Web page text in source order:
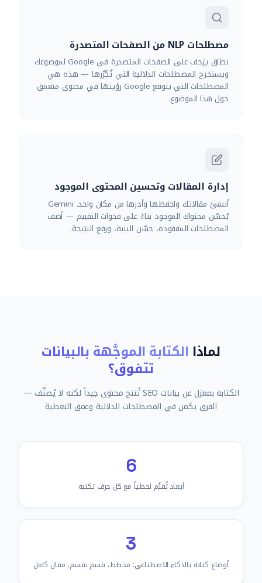
مصطلحات NLP من الصفحات المتصدرة
نطاق يزحف على الصفحات المتصدرة في Google لموضوعك
ويستخرج المصطلحات الدلالية التي تُكرّرها — هذه هي
المصطلحات التي يتوقع Google رؤيتها في محتوى متعمق
حول هذا الموضوع.
إدارة المقالات وتحسين المحتوى الموجود
أنشئ مقالاتك واحفظها وأدرها من مكان واحد. Gemini
يُحسّن محتواك الموجود بناءً على فجوات التقييم — أضف
المصطلحات المفقودة، حسّن البنية، ورفع النتيجة.
لماذا الكتابة الموجَّهة بالبيانات
تتفوق؟
الكتابة بمعزل عن بيانات SEO تُنتج محتوى جيداً لكنه لا يُصنَّف —
الفرق يكمن في المصطلحات الدلالية وعمق التغطية
6
أبعاد تُقيَّم لحظياً مع كل حرف تكتبه
3
أوضاع كتابة بالذكاء الاصطناعي: مخطط، قسم بقسم، مقال كامل